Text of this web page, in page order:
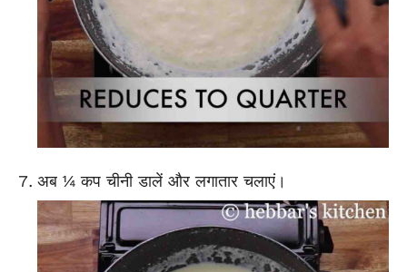
अब ¼ कप चीनी डालें और लगातार चलाएं।